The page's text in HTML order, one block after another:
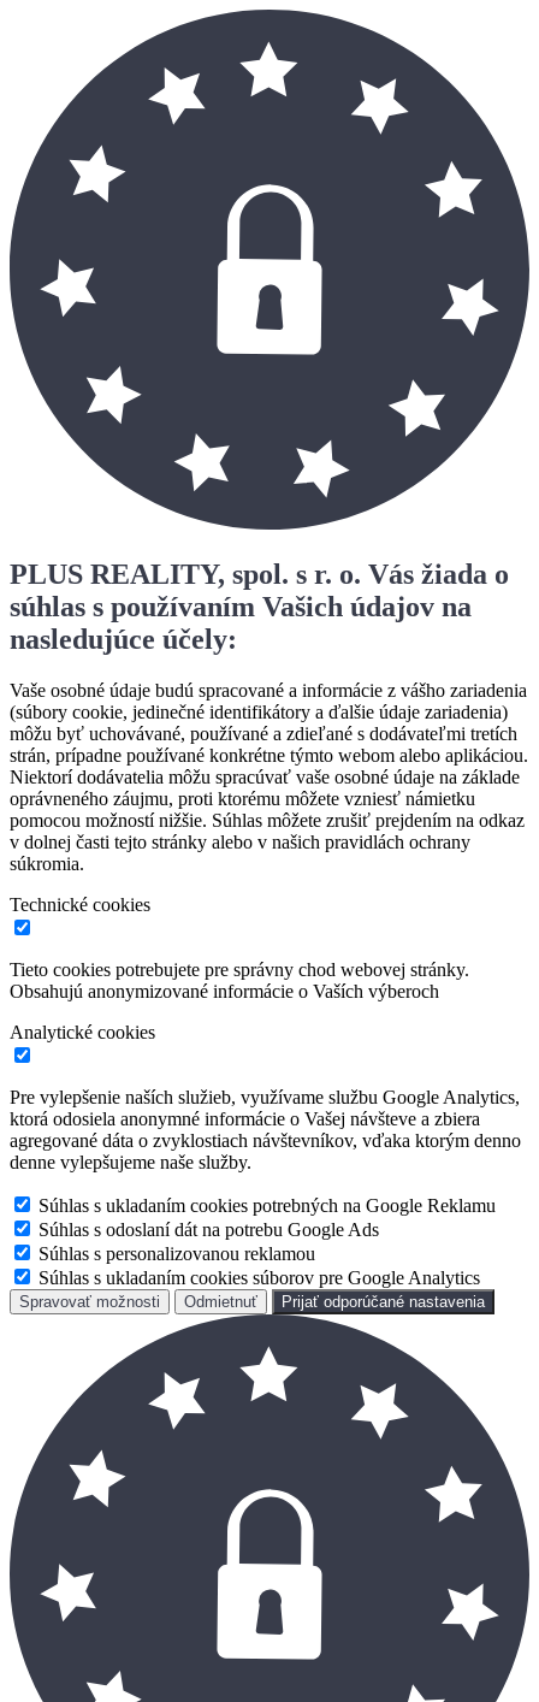
PLUS REALITY, spol. s r. o. Vás žiada o
súhlas s používaním Vašich údajov na
nasledujúce účely:
Vaše osobné údaje budú spracované a informácie z vášho zariadenia
(súbory cookie, jedinečné identifikátory a ďalšie údaje zariadenia)
môžu byť uchovávané, používané a zdieľané s dodávateľmi tretích
strán, prípadne používané konkrétne týmto webom alebo aplikáciou.
Niektorí dodávatelia môžu spracúvať vaše osobné údaje na základe
oprávneného záujmu, proti ktorému môžete vzniesť námietku
pomocou možností nižšie. Súhlas môžete zrušiť prejdením na odkaz
v dolnej časti tejto stránky alebo v našich pravidlách ochrany
súkromia.
Technické cookies
Tieto cookies potrebujete pre správny chod webovej stránky.
Obsahujú anonymizované informácie o Vaších výberoch
Analytické cookies
Pre vylepšenie naších služieb, využívame službu Google Analytics,
ktorá odosiela anonymné informácie o Vašej návšteve a zbiera
agregované dáta o zvyklostiach návštevníkov, vďaka ktorým denno
denne vylepšujeme naše služby.
Súhlas s ukladaním cookies potrebných na Google Reklamu
Súhlas s odoslaní dát na potrebu Google Ads
Súhlas s personalizovanou reklamou
Súhlas s ukladaním cookies súborov pre Google Analytics
Spravovať možnosti Odmietnuť Prijať odporúčané nastavenia